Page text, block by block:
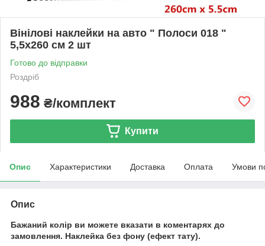
Вінілові наклейки на авто " Полоси 018 "
5,5х260 см 2 шт
Готово до відправки
Роздріб
988 ₴/комплект
Купити
Опис Характеристики Доставка Оплата Умови
Опис
Бажаний колір ви можете вказати в коментарях до
замовлення. Наклейка без фону (ефект тату).